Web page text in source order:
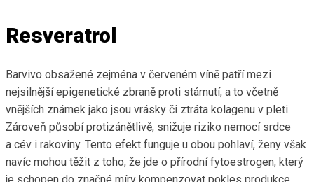
Resveratrol
Barvivo obsažené zejména v červeném víně patří mezi
nejsilnější epigenetické zbraně proti stárnutí, a to včetně
vnějších známek jako jsou vrásky či ztráta kolagenu v pleti.
Zároveň působí protizánětlivě, snižuje riziko nemocí srdce
a cév i rakoviny. Tento efekt funguje u obou pohlaví, ženy však
navíc mohou těžit z toho, že jde o přírodní fytoestrogen, který